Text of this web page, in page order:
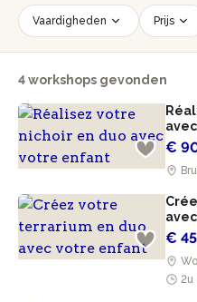
Vaardigheden Prijs
Datum Tijdslot
Leeftijd van de deelnemers
Rolstoeltoegankelijk
4 workshops gevonden
€
€ 45
2u